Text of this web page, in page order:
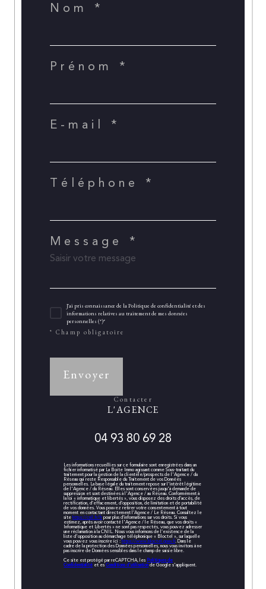
Nom *
Prénom *
E-mail *
Téléphone *
Message *
J'ai pris connaissance de la Politique de confidentialité et des
informations relatives au traitement de mes données
personnelles (*)*
* Champ obligatoire
Envoyer
contacter
L'AGENCE
04 93 80 69 28
Les informations recueillies sur ce formulaire sont enregistrées dans un
fichier informatisé par La Boite Immo agissant comme Sous-traitant du
traitement pour la gestion de la clientèle/prospects de l'Agence / du
Réseau qui reste Responsable du Traitement de vos Données
personnelles. La base légale du traitement repose sur l'intérêt légitime
de l'Agence / du Réseau. Elles sont conservées jusqu'à demande de
suppression et sont destinées à l'Agence / au Réseau. Conformément à
la loi « informatique et libertés », vous disposez des droits d’accès, de
rectification, d’effacement, d’opposition, de limitation et de portabilité
de vos données. Vous pouvez retirer votre consentement à tout
moment en contactant directement l’Agence / Le Réseau. Consultez le
site https://cnil.fr/frpour plus d’informations sur vos droits. Si vous
estimez, après avoir contacté l'Agence / le Réseau, que vos droits «
Informatique et Libertés » ne sont pas respectés, vous pouvez adresser
une réclamation à la CNIL. Nous vous informons de l’existence de la
liste d'opposition au démarchage téléphonique « Bloctel », sur laquelle
vous pouvez vous inscrire ici : https://www.bloctel.gouv.fr. Dans le
cadre de la protection des Données personnelles, nous vous invitons à ne
pas inscrire de Données sensibles dans le champ de saisie libre.
Ce site est protégé par reCAPTCHA, les Politiques de
Confidentialité et esConditions d'utilisationde Google s'appliquent.